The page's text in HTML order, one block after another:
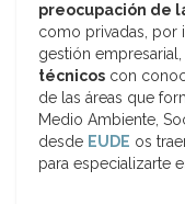
preocupación de
como privadas, por
gestión
técnicos con
de las áreas que
Medio Ambiente,
desde EUDE os
para especializarte